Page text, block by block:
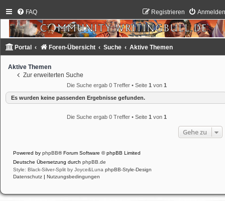
FAQ Registrieren
Portal Foren-Übersicht Suche Aktive Themen
Aktive Themen
Zur erweiterten Suche
Die Suche ergab 0 Treffer • Seite 1 von 1
Es wurden keine passenden Ergebnisse gefunden.
Die Suche ergab 0 Treffer • Seite 1 von 1
Gehe zu
Powered by phpBB® Forum Software © phpBB Limited
Deutsche Übersetzung durch phpBB.de
Style: Black-Silver-Split by Joyce&Luna phpBB-Style-Design
Datenschutz
Nutzungsbedingungen